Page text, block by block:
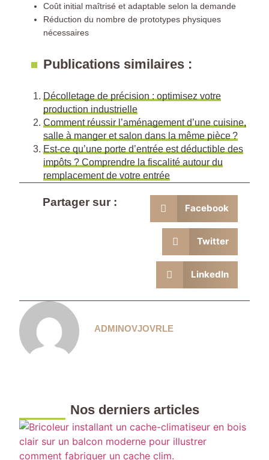
Coût initial maîtrisé et adaptable selon la demande
Réduction du nombre de prototypes physiques
nécessaires
Publications similaires :
Décolletage de précision : optimisez votre
production industrielle
Comment réussir l’aménagement d’une cuisine,
salle à manger et salon dans la même pièce ?
Est-ce qu’une porte d’entrée est déductible des
impôts ? Comprendre la fiscalité autour du
remplacement de votre entrée
Partager sur : Facebook
Twitter
LinkedIn
ADMINOVJOVRLE
Nos derniers articles